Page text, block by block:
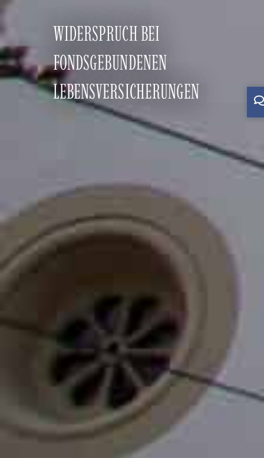
WIDERSPRUCH BEI
FONDSGEBUNDENEN
LEBENSVERSICHERUNGEN